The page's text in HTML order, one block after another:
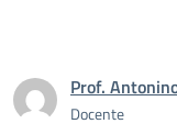
Prof.
Docente